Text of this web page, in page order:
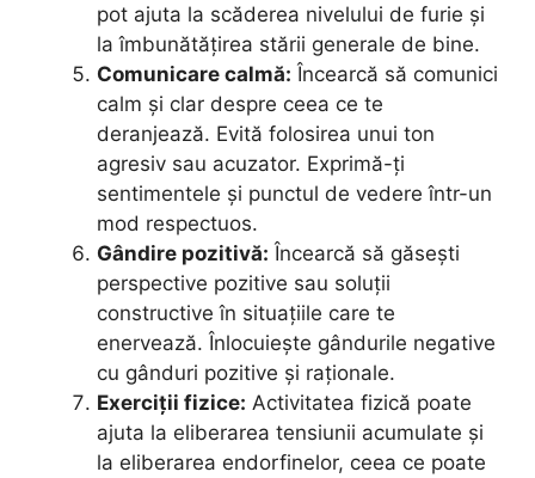
pot ajuta la scăderea nivelului de furie și
la îmbunătățirea stării generale de bine.
Comunicare calmă: Încearcă să comunici
calm și clar despre ceea ce te
deranjează. Evită folosirea unui ton
agresiv sau acuzator. Exprimă-ți
sentimentele și punctul de vedere într-un
mod respectuos.
Gândire pozitivă: Încearcă să găsești
perspective pozitive sau soluții
constructive în situațiile care te
enervează. Înlocuiește gândurile negative
cu gânduri pozitive și raționale.
Exerciții fizice: Activitatea fizică poate
ajuta la eliberarea tensiunii acumulate și
la eliberarea endorfinelor, ceea ce poate